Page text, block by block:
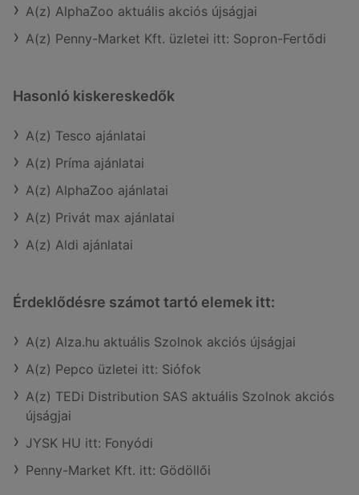
A(z) AlphaZoo aktuális akciós újságjai
A(z) Penny-Market Kft. üzletei itt: Sopron-Fertődi
Hasonló kiskereskedők
A(z) Tesco ajánlatai
A(z) Príma ajánlatai
A(z) AlphaZoo ajánlatai
A(z) Privát max ajánlatai
A(z) Aldi ajánlatai
Érdeklődésre számot tartó elemek itt:
A(z) Alza.hu aktuális Szolnok akciós újságjai
A(z) Pepco üzletei itt: Siófok
A(z) TEDi Distribution SAS aktuális Szolnok akciós
újságjai
JYSK HU itt: Fonyódi
Penny-Market Kft. itt: Gödöllői